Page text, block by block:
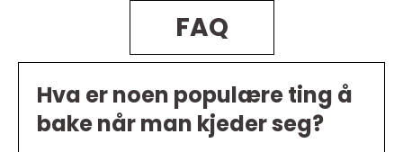
FAQ
Hva er noen populære ting å
bake når man kjeder seg?